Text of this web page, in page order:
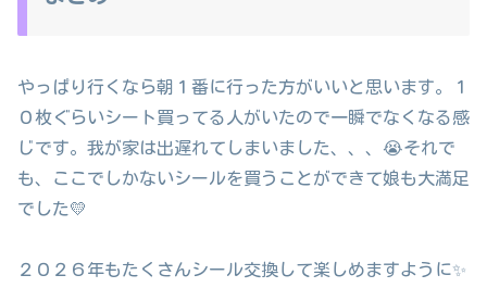
やっぱり行くなら朝１番に行った方がいいと思います。１
０枚ぐらいシート買ってる人がいたので一瞬でなくなる感
じです。我が家は出遅れてしまいました、、、😭それで
も、ここでしかないシールを買うことができて娘も大満足
でした💛
２０２６年もたくさんシール交換して楽しめますように✨